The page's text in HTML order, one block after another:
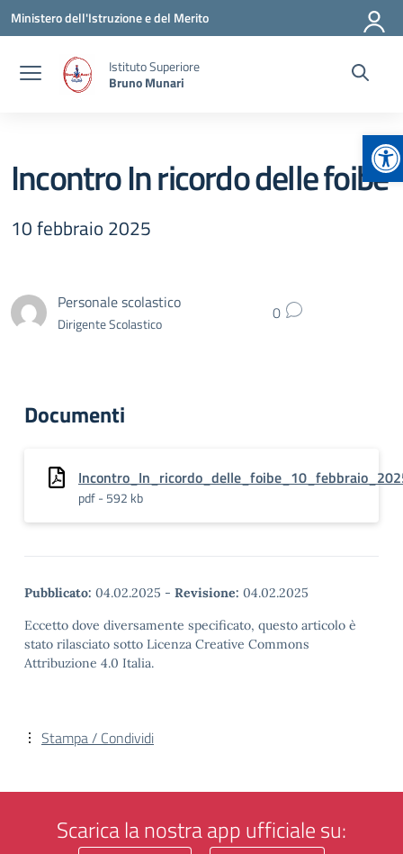
Vai ai contenuti
Vai al menu di navigazione
Vai al footer
Ministero dell'Istruzione e del Merito
Istituto Superiore
Bruno Munari
Incontro In ricordo delle foibe
10 febbraio 2025
Personale scolastico
Dirigente Scolastico 0
Documenti
pdf - 592 kb
Pubblicato: 04.02.2025 - Revisione: 04.02.2025
Eccetto dove diversamente specificato, questo articolo è
stato rilasciato sotto Licenza Creative Commons
Attribuzione 4.0 Italia.
Stampa / Condividi
Scarica la nostra app ufficiale su: